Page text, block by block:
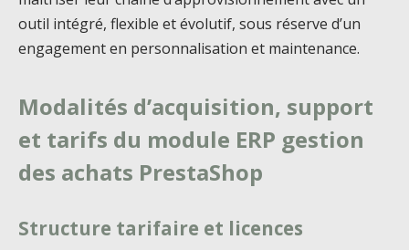
outil intégré, flexible et évolutif, sous réserve d’un
engagement en personnalisation et maintenance.
Modalités d’acquisition, support
et tarifs du module ERP gestion
des achats PrestaShop
Structure tarifaire et licences